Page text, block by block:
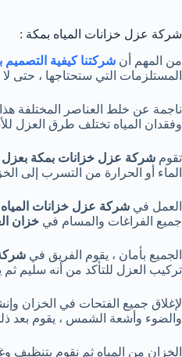
شركة عزل خزانات المياه بمكة :
من المهم أن شركتنا كيفية التصميم
المستلزمات التي ستحتاجها ، حتى
ناجمة عن خلط العناصر المختلفة
وفقدان المياه تختلف طرق العزل
تقوم شركة عزل خزانات بمكة بعزل
الماء أو الحرارة من التسرب إلى
العمل في شركة عزل خزانات
جميع الفراغات والمسام في خزان
الجميع بأمان ، يقوم الفريق في
تركيب العزل للتأكد من أنه سليم
لإغلاق جميع الفتحات في الخزان
والضوء وأشعة الشمس ، يقوم بعد
الخزان من المياه ثم نقوم بتنظيف